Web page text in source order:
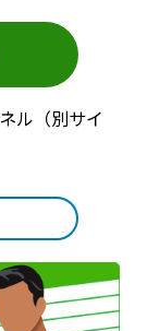
ル（別サイ